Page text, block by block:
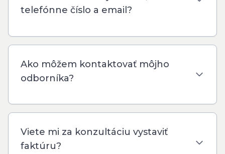
telefónne číslo a email?
Ako môžem kontaktovať môjho
odborníka?
Viete mi za konzultáciu vystaviť
faktúru?